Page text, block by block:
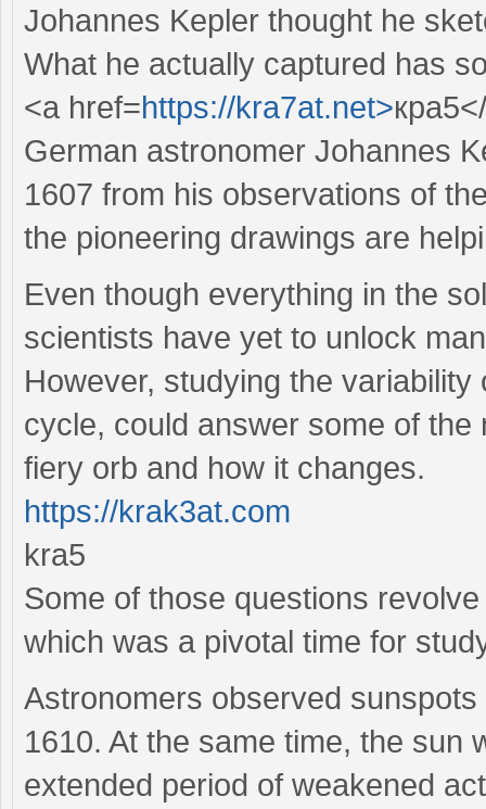
Johannes Kepler thought he
What he actually captured has
<a href=https://kra7at.net>
German astronomer Johannes
1607 from his observations of
the pioneering drawings are
Even though everything in the
scientists have yet to unlock
However, studying the
cycle, could answer some of
fiery orb and how it changes.
https://krak3at.com
kra5
Some of those questions
which was a pivotal time for
Astronomers observed
1610. At the same time, the sun
extended period of weakened